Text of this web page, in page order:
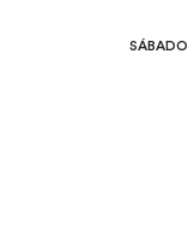
SÁBADO